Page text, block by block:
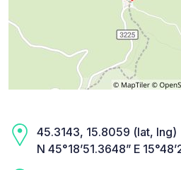
45.3143, 15.8059 (lat, lng)
N 45°18’51.3648” E